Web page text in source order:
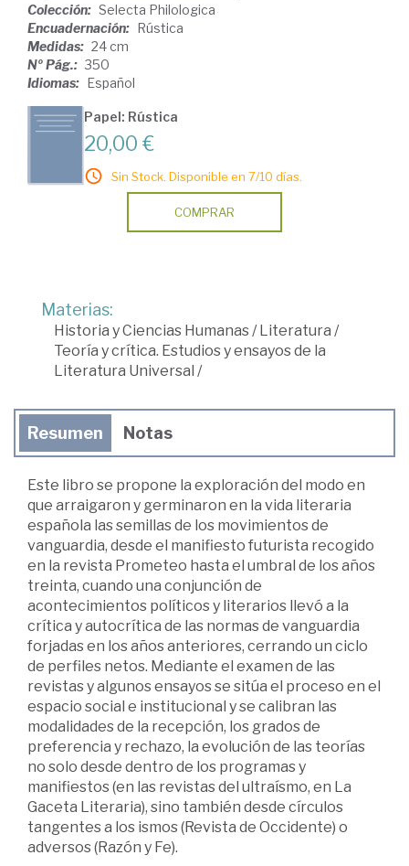
Colección: Selecta Philologica
Encuadernación: Rústica
Medidas: 24 cm
Nº Pág.: 350
Idiomas: Español
Papel: Rústica
20,00 €
Sin Stock. Disponible en 7/10 días.
COMPRAR
Materias:
Historia y Ciencias Humanas /Literatura /
Teoría y crítica. Estudios y ensayos de la
Literatura Universal /
Resumen Notas
Este libro se propone la exploración del modo en
que arraigaron y germinaron en la vida literaria
española las semillas de los movimientos de
vanguardia, desde el manifiesto futurista recogido
en la revista Prometeo hasta el umbral de los años
treinta, cuando una conjunción de
acontecimientos políticos y literarios llevó a la
crítica y autocrítica de las normas de vanguardia
forjadas en los años anteriores, cerrando un ciclo
de perfiles netos. Mediante el examen de las
revistas y algunos ensayos se sitúa el proceso en el
espacio social e institucional y se calibran las
modalidades de la recepción, los grados de
preferencia y rechazo, la evolución de las teorías
no solo desde dentro de los programas y
manifiestos (en las revistas del ultraísmo, en La
Gaceta Literaria), sino también desde círculos
tangentes a los ismos (Revista de Occidente) o
adversos (Razón y Fe).